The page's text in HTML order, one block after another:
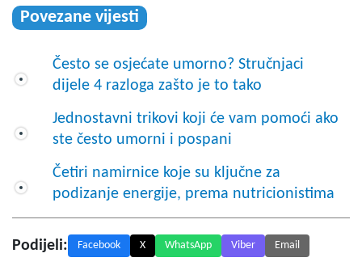
Povezane vijesti
Često se osjećate umorno? Stručnjaci
dijele 4 razloga zašto je to tako
Jednostavni trikovi koji će vam pomoći ako
ste često umorni i pospani
Četiri namirnice koje su ključne za
podizanje energije, prema nutricionistima
Podijeli: Facebook X WhatsApp Viber Email